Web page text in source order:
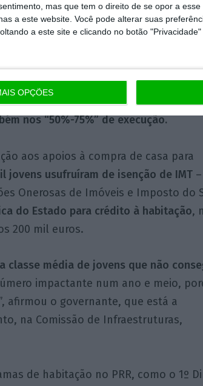
mas que tem o direito de se opor a
a este website. Você pode alterar suas
a este site e clicando no botão
OPÇÕES
do partido Livre, Miguel Pinto Luz
a redução do IVA na construção
casas devolutas (“100%”), o
de emergência de habitação (“75%
no processo legislativo”, bem como
nos “50%-75%” de execução.
aos apoios à compra de casa para
jovens usufruíram de isenção de IMT–
Onerosas de Imóveis e Imposto do
do Estado para crédito à habitação,
200 mil euros.
classe média de jovens que não
impactante num ano e meio,
afirmou o governante, que está a
na Comissão de Infraestruturas,
de habitação no PRR, como o 1º